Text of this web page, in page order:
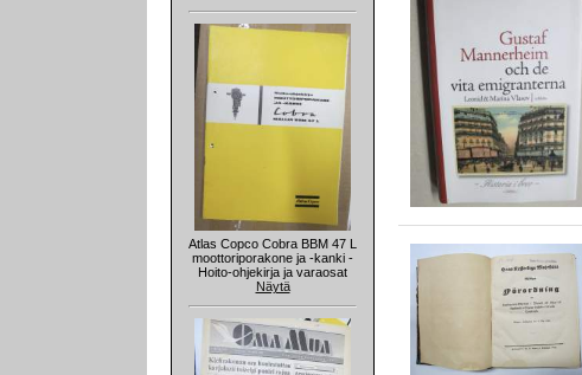
Atlas Copco Cobra BBM 47 L
moottoriporakone ja -kanki -
Hoito-ohjekirja ja varaosat
Näytä